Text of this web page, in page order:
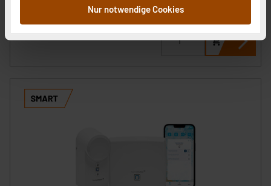
zusammen, die Sie ihnen bereitgestellt haben oder die
sie im Rahmen Ihrer Nutzung der Dienste gesammelt
stimmen Sie sowohl dem Speichern und Abrufen von
nachfolgend dargestellten bzw. die von Ihnen
ausgewählten Verarbeitungszwecke (Art. 6 Abs.1a DSG-
VO) zu. Eine detaillierte Auflistung der einzelnen
Cookies nach Zweck und Anbieter ist durch Klick auf
den Button „Ablehnen oder Einstellungen“ abrufbar. Sie
können die Verwendung nicht notwendiger Cookies
ablehnen oder ihr ganz oder teilweise zustimmen. Ihre
Nur notwendige Cookies
Informationen zu Versandkosten